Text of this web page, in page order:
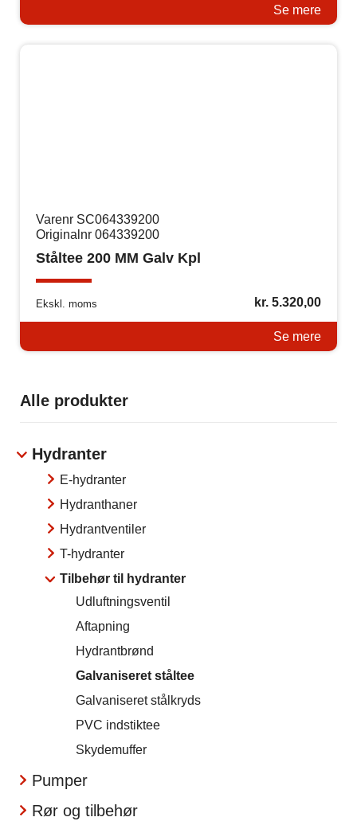
Se mere
Varenr SC064339200
Originalnr 064339200
Ståltee 200 MM Galv Kpl
Ekskl. moms kr.5.320,00
Se mere
Alle produkter
Hydranter
E-hydranter
Hydranthaner
Hydrantventiler
T-hydranter
Tilbehør til hydranter
Udluftningsventil
Aftapning
Hydrantbrønd
Galvaniseret ståltee
Galvaniseret stålkryds
PVC indstiktee
Skydemuffer
Pumper
Rør og tilbehør